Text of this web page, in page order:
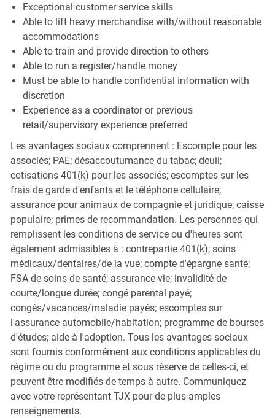
Exceptional customer service skills
Able to lift heavy merchandise with/without reasonable
accommodations
Able to train and provide direction to others
Able to run a register/handle money
Must be able to handle confidential information with
discretion
Experience as a coordinator or previous
retail/supervisory experience preferred
Les avantages sociaux comprennent : Escompte pour les
associés; PAE; désaccoutumance du tabac; deuil;
cotisations 401(k) pour les associés; escomptes sur les
frais de garde d'enfants et le téléphone cellulaire;
assurance pour animaux de compagnie et juridique; caisse
populaire; primes de recommandation. Les personnes qui
remplissent les conditions de service ou d'heures sont
également admissibles à : contrepartie 401(k); soins
médicaux/dentaires/de la vue; compte d'épargne santé;
FSA de soins de santé; assurance-vie; invalidité de
courte/longue durée; congé parental payé;
congés/vacances/maladie payés; escomptes sur
l'assurance automobile/habitation; programme de bourses
d'études; aide à l'adoption. Tous les avantages sociaux
sont fournis conformément aux conditions applicables du
régime ou du programme et sous réserve de celles-ci, et
peuvent être modifiés de temps à autre. Communiquez
avec votre représentant TJX pour de plus amples
renseignements.